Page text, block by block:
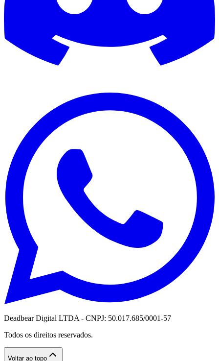
Deadbear Digital LTDA - CNPJ: 50.017.685/0001-57
Todos os direitos reservados.
Voltar ao topo